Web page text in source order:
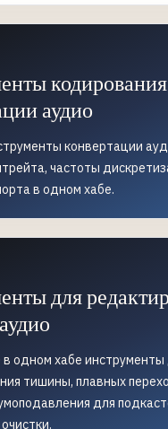
аудио
конвертации
частоты
в одном хабе.
для
одном хабе инструменты
тишины, плавных
для